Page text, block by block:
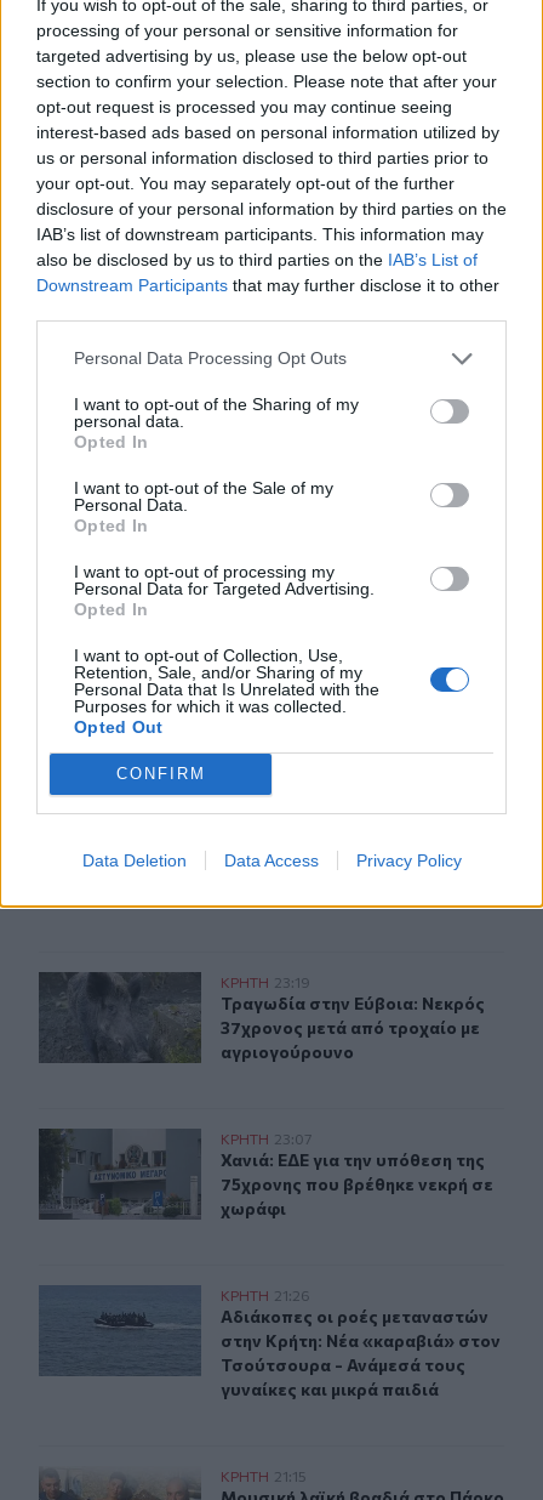
If you wish to opt-out of the sale, sharing to third parties, or
processing of your personal or sensitive information for
targeted advertising by us, please use the below opt-out
section to confirm your selection. Please note that after your
opt-out request is processed you may continue seeing
interest-based ads based on personal information utilized by
us or personal information disclosed to third parties prior to
your opt-out. You may separately opt-out of the further
disclosure of your personal information by third parties on the
IAB’s list of downstream participants. This information may
also be disclosed by us to third parties on the IAB’s List of
Downstream Participants that may further disclose it to other
Personal Data Processing Opt Outs
I want to opt-out of the Sharing of my
personal data.
Opted In
I want to opt-out of the Sale of my
Personal Data.
Opted In
I want to opt-out of processing my
Personal Data for Targeted Advertising.
Opted In
I want to opt-out of Collection, Use,
Retention, Sale, and/or Sharing of my
Personal Data that Is Unrelated with the
Purposes for which it was collected.
Opted Out
CONFIRM
Data Deletion Data Access Privacy Policy
νεοσύλλεκτους πριν μεταβούν στο μέτωπο για να
εισπράξουν τις «παχυλές» αποζημιώσεις
23:25
Ρόδος: Έσπασε ο κάβος και τραυμάτισε ναυτικό
23:19
Τραγωδία στην Εύβοια: Νεκρός 37χρονος μετά από
τροχαίο με αγριογούρουνο
23:09
ΠΕΡΙΣΣΟΤΕΡΑ
ΣΧΕΤΙΚA AΡΘΡΑ
Νέο Διεθνές Αεροδρόμιο Ηρακλείου: Σήμερα οι
ΚΡΗΤΗ 07:17
Νέο Διεθνές Αεροδρόμιο
Νέο Διεθνές Αεροδρόμιο
Ηρακλείου: Σήμερα οι
υπογραφές για τα Συστήματα
Υψηλός και σήμερα ο κίνδυνος
Υψηλός και σήμερα ο κίνδυνος
πυρκαγιάς στην Κρήτη
Τραγωδία στην Εύβοια: Νεκρός 37χρονος μετά από
ΚΡΗΤΗ 23:19
Τραγωδία στην Εύβοια: Νεκρός
Τραγωδία στην Εύβοια: Νεκρός
37χρονος μετά από τροχαίο με
αγριογούρουνο
Χανιά: ΕΔΕ για την υπόθεση της 75χρονης που βρέθηκε
ΚΡΗΤΗ 23:07
Χανιά: ΕΔΕ για την υπόθεση της
Χανιά: ΕΔΕ για την υπόθεση της
75χρονης που βρέθηκε νεκρή σε
χωράφι
Αδιάκοπες οι ροές μεταναστών στην Κρήτη: Νέα
ΚΡΗΤΗ 21:26
Αδιάκοπες οι ροές μεταναστών
Αδιάκοπες οι ροές μεταναστών
στην Κρήτη: Νέα «καραβιά» στον
Τσούτσουρα - Ανάμεσά τους
γυναίκες και μικρά παιδιά
Μουσική λαϊκή βραδιά στο Πάρκο Κνωσού την
ΚΡΗΤΗ 21:15